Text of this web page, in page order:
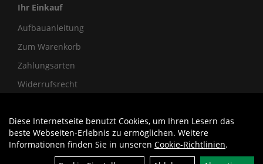
Ihr Einkauf
Aufbauanleitung
Zum Warenkorb
Zahlungsarten
Widerrufsrecht
Diese Internetseite benutzt Cookies, um Ihren Lesern das
beste Webseiten-Erlebnis zu ermöglichen. Weitere
Informationen finden Sie in unseren Cookie-Richtlinien.
Auftrag widerrufen